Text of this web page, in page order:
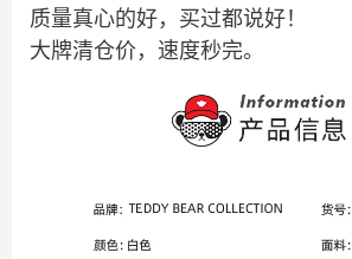
质量真心的好，买过都说好！
大牌清仓价，速度秒完。